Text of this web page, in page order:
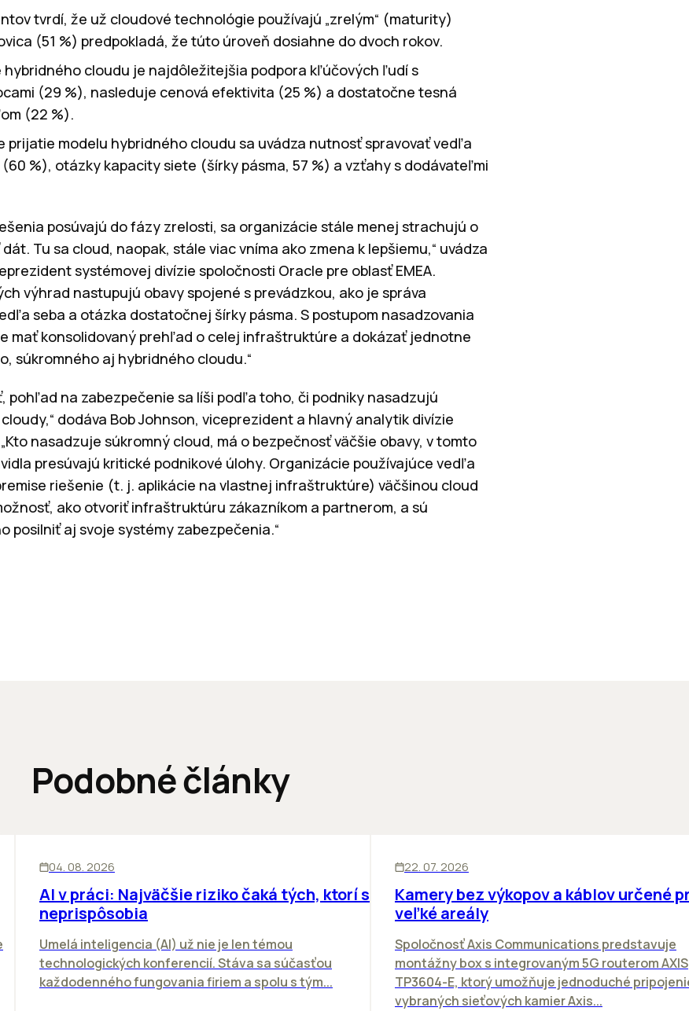
tvrdí, že už cloudové technológie používajú „zrelým“ (maturity)
(51 %) predpokladá, že túto úroveň dosiahne do dvoch rokov.
hybridného cloudu je najdôležitejšia podpora kľúčových ľudí s
(29 %), nasleduje cenová efektivita (25 %) a dostatočne tesná
(22 %).
prijatie modelu hybridného cloudu sa uvádza nutnosť spravovať vedľa
%), otázky kapacity siete (šírky pásma, 57 %) a vzťahy s dodávateľmi
posúvajú do fázy zrelosti, sa organizácie stále menej strachujú o
Tu sa cloud, naopak, stále viac vníma ako zmena k lepšiemu,“ uvádza
systémovej divízie spoločnosti Oracle pre oblasť EMEA.
výhrad nastupujú obavy spojené s prevádzkou, ako je správa
seba a otázka dostatočnej šírky pásma. S postupom nasadzovania
mať konsolidovaný prehľad o celej infraštruktúre a dokázať jednotne
súkromného aj hybridného cloudu.“
pohľad na zabezpečenie sa líši podľa toho, či podniky nasadzujú
dodáva Bob Johnson, viceprezident a hlavný analytik divízie
nasadzuje súkromný cloud, má o bezpečnosť väčšie obavy, v tomto
presúvajú kritické podnikové úlohy. Organizácie používajúce vedľa
riešenie (t. j. aplikácie na vlastnej infraštruktúre) väčšinou cloud
ako otvoriť infraštruktúru zákazníkom a partnerom, a sú
posilniť aj svoje systémy zabezpečenia.“
Podobné články
04. 08. 2026
AI v práci: Najväčšie riziko čaká tých, ktorí sa
neprispôsobia
Umelá inteligencia (AI) už nie je len témou
technologických konferencií. Stáva sa súčasťou
každodenného fungovania firiem a spolu s tým...
22. 07. 2026
Kamery bez výkopov a káblov určené
veľké areály
Spoločnosť Axis Communications predstavuje
montážny box s integrovaným 5G routerom AXIS
TP3604-E, ktorý umožňuje jednoduché
vybraných sieťových kamier Axis...